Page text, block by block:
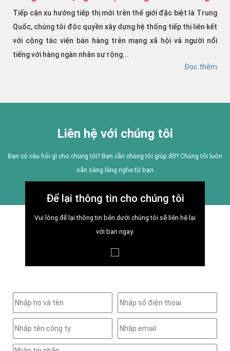
Tiếp cận xu hướng tiếp thị mới trên thế giới đặc biệt là Trung
Quốc, chúng tôi độc quyền xây dựng hệ thống tiếp thị liên kết
với cộng tác viên bán hàng trên mạng xã hội và người nổi
tiếng với hàng ngàn nhân sự rộng...
Đọc thêm
Liên hệ với chúng tôi
Bạn có câu hỏi gì cho chúng tôi? Bạn cần chúng tôi giúp đỡ? Chúng tôi luôn
sẵn sàng lắng nghe từ bạn
Để lại thông tin cho chúng tôi
Vui lòng để lại thông tin bên dưới chúng tôi sẽ liên hệ lại
với bạn ngay.